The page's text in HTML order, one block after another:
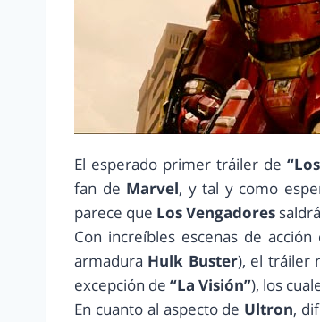
El esperado primer tráiler de
fan de Marvel, y tal y como
parece que Los Vengadores
Con increíbles escenas de
armadura Hulk Buster), el tráiler
excepción de “La Visión”), los
En cuanto al aspecto de Ultron,